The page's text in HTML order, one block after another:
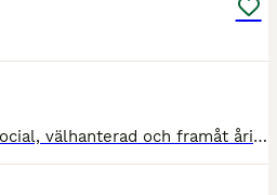
Rain är en mycket pigg, social, välhanterad och framåt åring, född 14 maj. Mogen i kroppen, fin benställning och exteriört snygg att kolla på. Inkörning påbörjad (v 30) hittills helt okomplicerad.